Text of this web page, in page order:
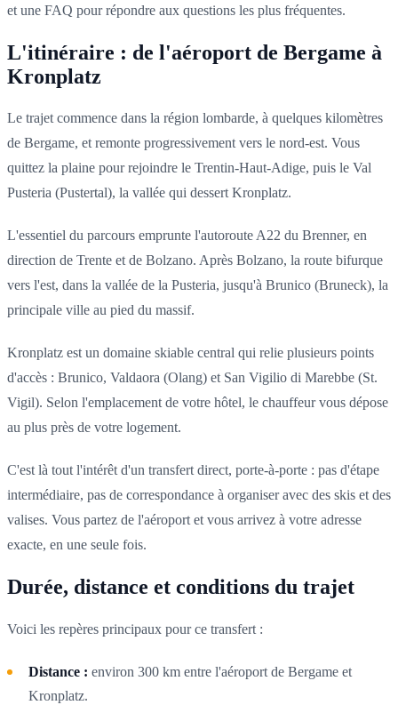
et une FAQ pour répondre aux questions les plus fréquentes.
L'itinéraire : de l'aéroport de Bergame à
Kronplatz
Le trajet commence dans la région lombarde, à quelques kilomètres
de Bergame, et remonte progressivement vers le nord-est. Vous
quittez la plaine pour rejoindre le Trentin-Haut-Adige, puis le Val
Pusteria (Pustertal), la vallée qui dessert Kronplatz.
L'essentiel du parcours emprunte l'autoroute A22 du Brenner, en
direction de Trente et de Bolzano. Après Bolzano, la route bifurque
vers l'est, dans la vallée de la Pusteria, jusqu'à Brunico (Bruneck), la
principale ville au pied du massif.
Kronplatz est un domaine skiable central qui relie plusieurs points
d'accès : Brunico, Valdaora (Olang) et San Vigilio di Marebbe (St.
Vigil). Selon l'emplacement de votre hôtel, le chauffeur vous dépose
au plus près de votre logement.
C'est là tout l'intérêt d'un transfert direct, porte-à-porte : pas d'étape
intermédiaire, pas de correspondance à organiser avec des skis et des
valises. Vous partez de l'aéroport et vous arrivez à votre adresse
exacte, en une seule fois.
Durée, distance et conditions du trajet
Voici les repères principaux pour ce transfert :
Distance : environ 300 km entre l'aéroport de Bergame et
Kronplatz.